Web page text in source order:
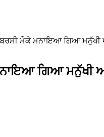
ਬਰਸੀ ਮੌਕੇ ਮਨਾਇਆ ਗਿਆ ਮਨੁੱਖੀ
ਗਿਆ ਮਨੁੱਖੀ